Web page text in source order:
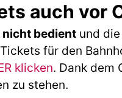
auch vor
nicht bedient und
für den
klicken. Dank dem
zu stehen.